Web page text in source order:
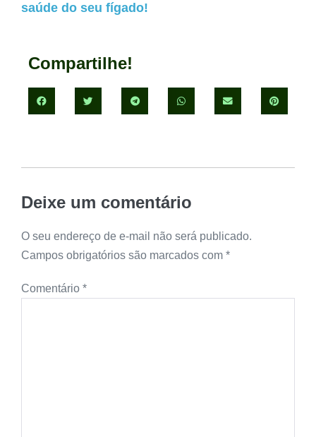
saúde do seu fígado!
Compartilhe!
Deixe um comentário
O seu endereço de e-mail não será publicado.
Campos obrigatórios são marcados com *
Comentário *